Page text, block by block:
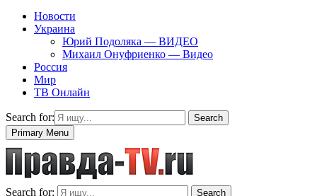
Новости
Украина
Юрий Подоляка — ВИДЕО
Михаил Онуфриенко — Видео
Россия
Мир
ТВ Онлайн
Search for:
Search
Primary Menu
Search for: Search